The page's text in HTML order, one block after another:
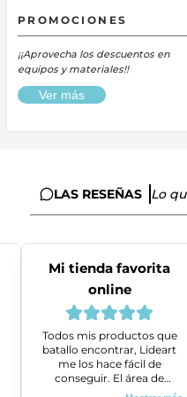
PROMOCIONES
¡¡Aprovecha los descuentos en
equipos y materiales!!
Ver más
LAS RESEÑAS Lo
Mi tienda favorita
online
Todos mis productos que
batallo encontrar, Lideart
me los hace fácil de
conseguir. El área de
ventas es super amable y